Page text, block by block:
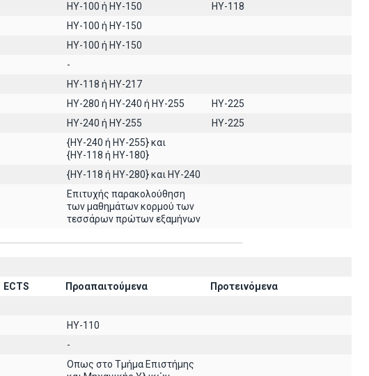
HY-100 ή HY-150
HY-118
ΗΥ-100 ή HY-150
ΗΥ-100 ή ΗΥ-150
-
ΗΥ-118 ή ΗΥ-217
HY-280 ή HY-240 ή HY-255
HY-225
HY-240 ή HY-255 HY-225
{HY-240 ή ΗΥ-255} και
{ΗΥ-118 ή ΗΥ-180}
{HY-118 ή ΗΥ-280} και ΗΥ-240
Επιτυχής παρακολούθηση
των μαθημάτων κορμού των
τεσσάρων πρώτων εξαμήνων
ECTS Προαπαιτούμενα
Προτεινόμενα
HY-110
-
Οπως στο Τμήμα Επιστήμης